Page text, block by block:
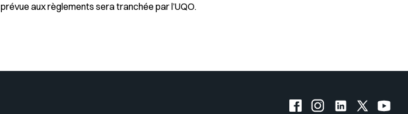
aux règlements sera tranchée par l’UQO.
Insérer un pied de page avec des logos
Facebook de l'UQO
Instagram de l'UQO
LinkedIn de
X